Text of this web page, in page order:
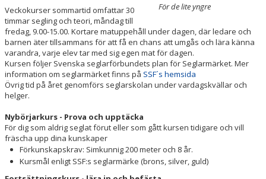
BILDGALLERI
NYHETER
För de lite yngre
Veckokurser sommartid omfattar 30
timmar segling och teori, måndag till
fredag, 9.00-15.00. Kortare matuppehåll under dagen, där ledare och
barnen äter tillsammans för att få en chans att umgås och lära känna
varandra, varje elev tar med sig egen mat för dagen.
Kursen följer Svenska seglarförbundets plan för Seglarmärket. Mer
information om seglarmärket finns på SSF´s hemsida
Övrig tid på året genomförs seglarskolan under vardagskvällar och
helger.
Nybörjarkurs - Prova och upptäcka
För dig som aldrig seglat förut eller som gått kursen tidigare och vill
fräscha upp dina kunskaper
Förkunskapskrav: Simkunnig 200 meter och 8 år.
Kursmål enligt SSF:s seglarmärke (brons, silver, guld)